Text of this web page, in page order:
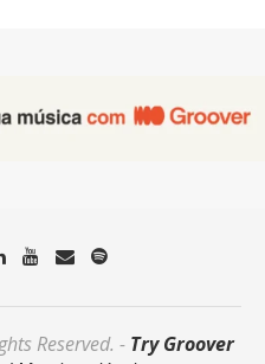
Reserved. - Try Groover